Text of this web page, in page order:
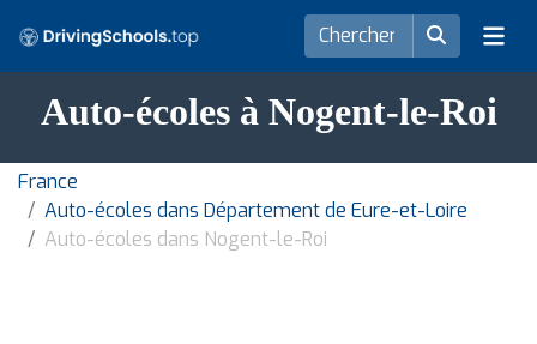
Auto-écoles à Nogent-le-Roi
France
Auto-écoles dans Département de Eure-et-Loire
Auto-écoles dans Nogent-le-Roi